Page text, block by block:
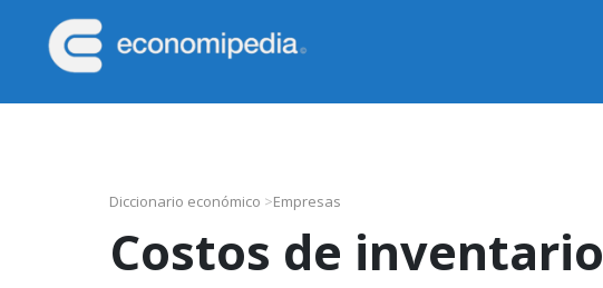
Saltar
Saltar
al
contenido
Saltar
Saltar
al
pie
Diccionario económico >Empresas
Costos de inventario